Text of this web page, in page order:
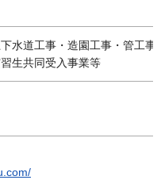
水道工事・造園工事・管工事
生共同受入事業等